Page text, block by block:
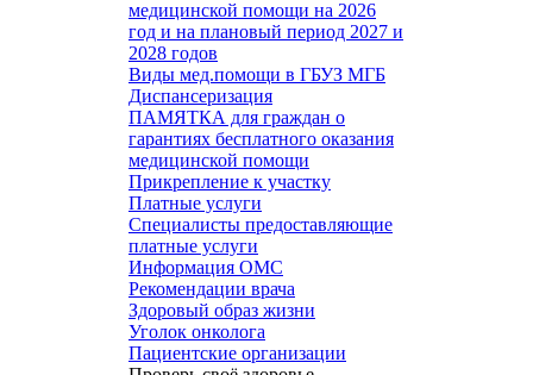
медицинской помощи на 2026
год и на плановый период 2027 и
2028 годов
Виды мед.помощи в ГБУЗ МГБ
Диспансеризация
ПАМЯТКА для граждан о
гарантиях бесплатного оказания
медицинской помощи
Прикрепление к участку
Платные услуги
Специалисты предоставляющие
платные услуги
Информация ОМС
Рекомендации врача
Здоровый образ жизни
Уголок онколога
Пациентские организации